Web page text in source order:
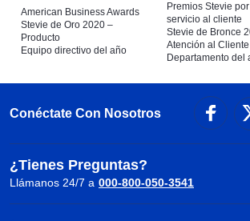
American Business Awards
Stevie de Oro 2020 –
Producto
Equipo directivo del año
Premios Stevie
servicio al cliente
Stevie de Bronce
Atención al Cliente
Departamento del
Conéctate Con Nosotros
¿Tienes Preguntas?
Llámanos 24/7 a 000-800-050-3541